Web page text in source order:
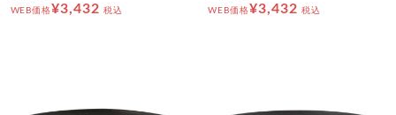
WEB価格¥3,432 税込 WEB価格¥3,432 税込